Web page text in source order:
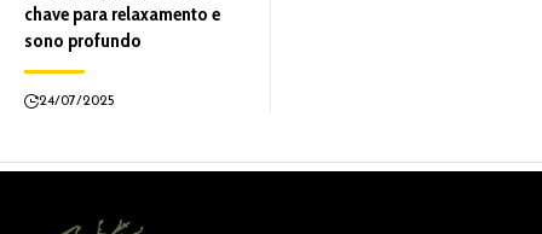
chave para relaxamento e
sono profundo
24/07/2025